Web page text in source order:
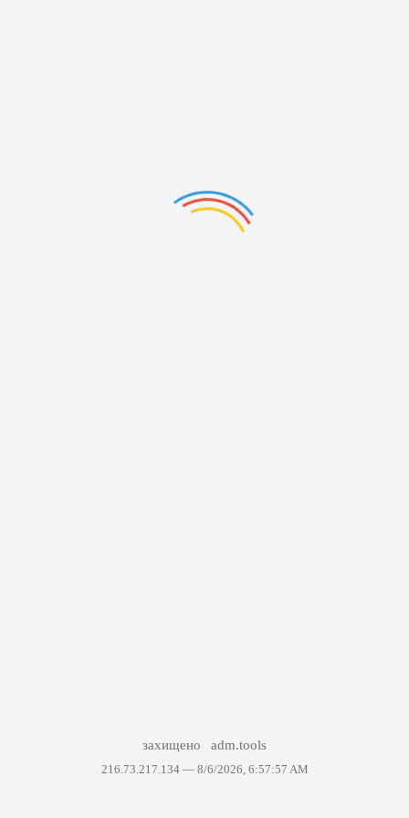
захищено adm.tools
216.73.217.134 — 8/6/2026, 6:57:57 AM